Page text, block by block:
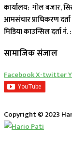
कार्यालय: गोल बजार,
आमसंचार प्राधिकरण दर्ता
मिडिया काउन्सिल दर्ता नं. :
सामाजिक संजाल
FacebookX-twitter
Copyright © 2023